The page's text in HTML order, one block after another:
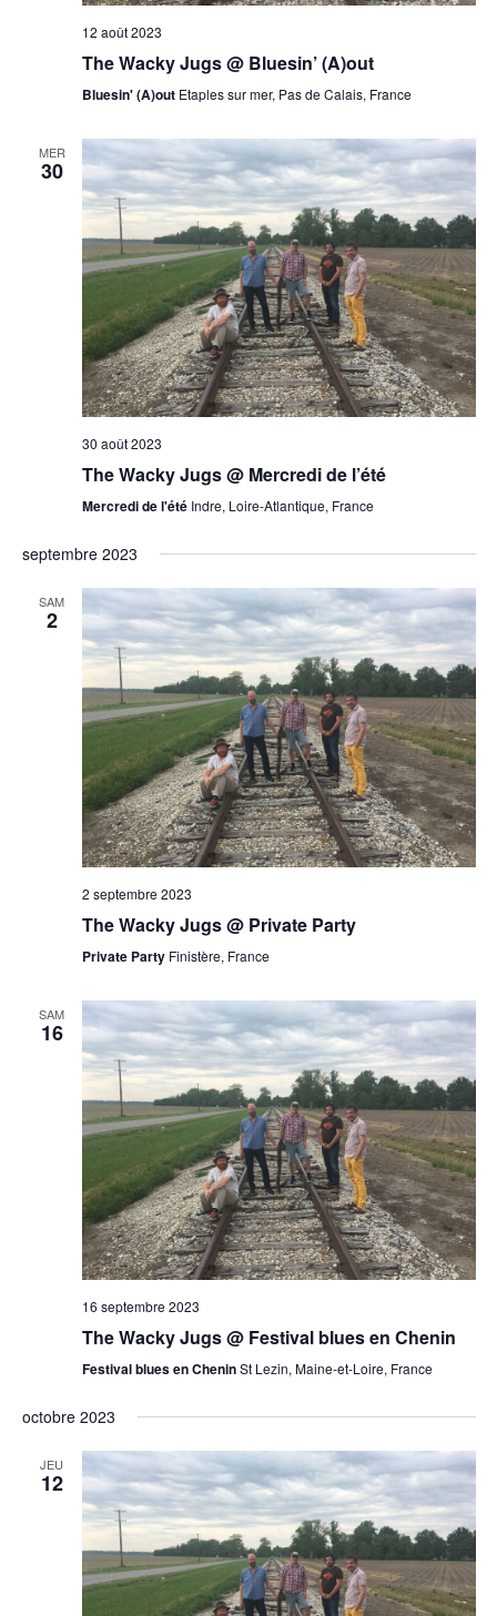
12 août 2023
The Wacky Jugs @ Bluesin’ (A)out
Bluesin' (A)out Etaples sur mer, Pas de Calais, France
MER
30
30 août 2023
The Wacky Jugs @ Mercredi de l’été
Mercredi de l'été Indre, Loire-Atlantique, France
septembre 2023
SAM
2
2 septembre 2023
The Wacky Jugs @ Private Party
Private Party Finistère, France
SAM
16
16 septembre 2023
The Wacky Jugs @ Festival blues en Chenin
Festival blues en CheninSt Lezin, Maine-et-Loire, France
octobre 2023
JEU
12